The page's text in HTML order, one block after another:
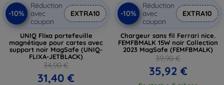
-10%
Réduction
avec
coupon
EXTRA10
UNIQ Flixa portefeuille
magnétique pour cartes avec
support noir MagSafe (UNIQ-
FLIXA-JETBLACK)
34,90 €
31,40 €
-10%
Réduction
avec
coupon
EXTRA10
Chargeur sans fil Ferrari nice.
FEMFBMALK 15W noir Collection
2023 MagSafe (FEMFBMALK)
39,90 €
35,92 €